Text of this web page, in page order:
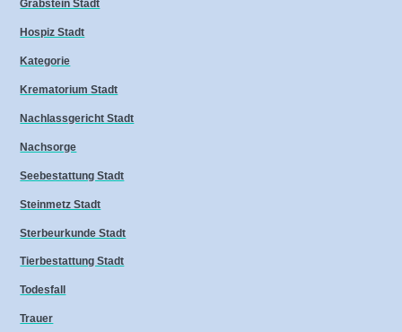
Grabstein Stadt
Hospiz Stadt
Kategorie
Krematorium Stadt
Nachlassgericht Stadt
Nachsorge
Seebestattung Stadt
Steinmetz Stadt
Sterbeurkunde Stadt
Tierbestattung Stadt
Todesfall
Trauer